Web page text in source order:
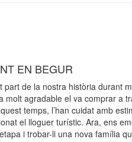
EN BEGUR
de la nostra història durant
molt agradable el va comprar a
temps, l’han cuidat amb
el lloguer turístic. Ara, ens
i trobar-li una nova família